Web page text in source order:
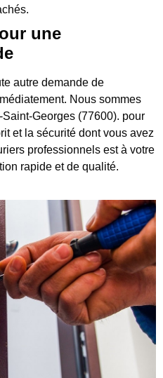
une
autre demande de
Nous sommes
Georges (77600). pour
et la sécurité dont vous avez
professionnels est à votre
rapide et de qualité.